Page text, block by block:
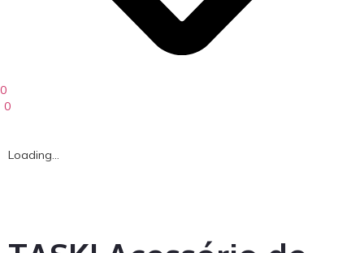
0
0
Loading...